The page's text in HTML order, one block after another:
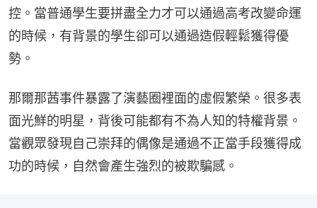
控。當普通學生要拼盡全力才可以通過高考改變命運
的時候，有背景的學生卻可以通過造假輕鬆獲得優
勢。
那爾那茜事件暴露了演藝圈裡面的虛假繁榮。很多表
面光鮮的明星，背後可能都有不為人知的特權背景。
當觀眾發現自己崇拜的偶像是通過不正當手段獲得成
功的時候，自然會產生強烈的被欺騙感。